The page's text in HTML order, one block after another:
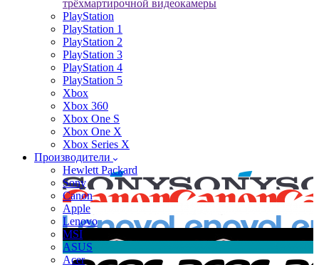
трёхмартирочной видеокамеры
PlayStation
PlayStation 1
PlayStation 2
PlayStation 3
PlayStation 4
PlayStation 5
Xbox
Xbox 360
Xbox One S
Xbox One X
Xbox Series X
Производители
Hewlett Packard
Sony
Canon
Apple
Lenovo
MSI
ASUS
Acer